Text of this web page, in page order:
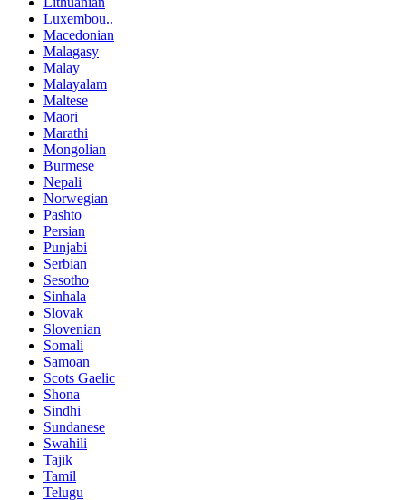
Luxembou..
Macedonian
Malagasy
Malay
Malayalam
Maltese
Maori
Marathi
Mongolian
Burmese
Nepali
Norwegian
Pashto
Persian
Punjabi
Serbian
Sesotho
Sinhala
Slovak
Slovenian
Somali
Samoan
Scots Gaelic
Shona
Sindhi
Sundanese
Swahili
Tajik
Tamil
Telugu